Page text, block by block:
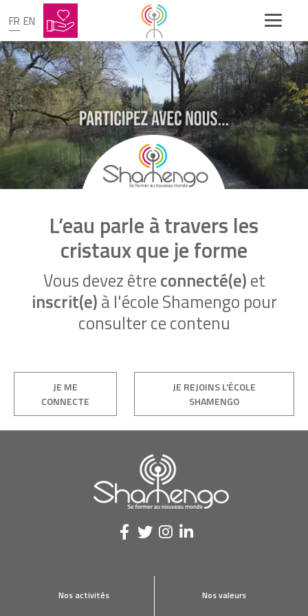
FR EN
L’eau parle à travers les
cristaux que je forme
Vous devez êtreconnecté(e)et
inscrit(e)à l'école Shamengo pour
consulter ce contenu
JE ME
CONNECTE
JE REJOINS L'ÉCOLE
SHAMENGO
Nos activités Nos valeurs